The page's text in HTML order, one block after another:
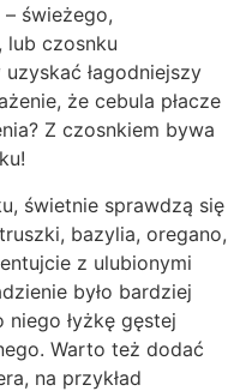
świeżego,
lub czosnku
łagodniejszy
że cebula płacze
Z czosnkiem bywa
świetnie sprawdzą się
bazylia, oregano,
z ulubionymi
było bardziej
łyżkę gęstej
Warto też dodać
na przykład